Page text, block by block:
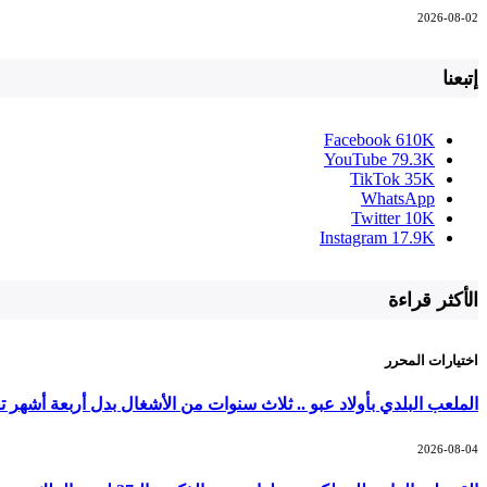
2026-08-02
إتبعنا
Facebook 610K
YouTube 79.3K
TikTok 35K
WhatsApp
Twitter 10K
Instagram 17.9K
الأكثر قراءة
اختيارات المحرر
الملعب البلدي بأولاد عبو .. ثلاث سنوات من الأشغال بدل أربعة أشهر
2026-08-04